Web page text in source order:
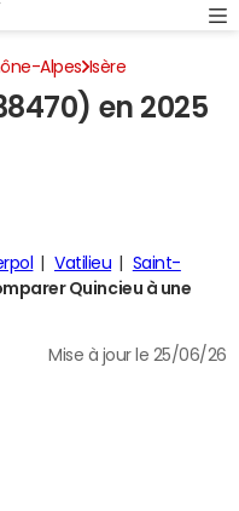
Alpes Isère
en 2025
Vatilieu
Saint-
Quincieu à une
Mise à jour le 25/06/26